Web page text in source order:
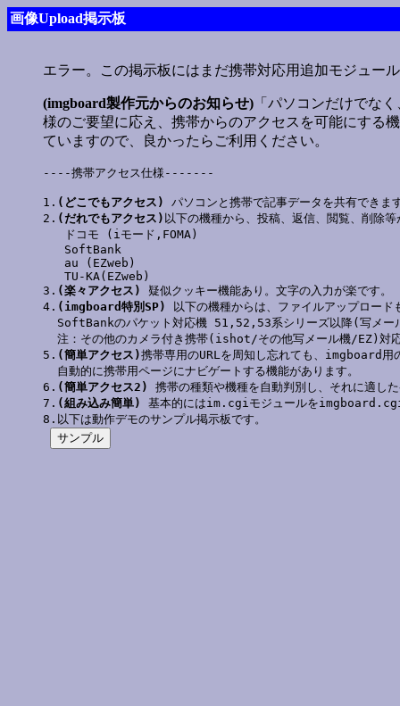
画像Upload掲示板
エラー。この掲示板にはまだ携帯対応用追加モジュー
(imgboard製作元からのお知らせ) 「パソコンだけでな
様のご要望に応え、携帯からのアクセスを可能にする
ていますので、良かったらご利用ください。
----携帯アクセス仕様-------
1. (どこでもアクセス)
パソコンと携帯で記事データを共有できま
2. (だれでもアクセス) 以下の機種から、投稿、返信、閲覧、削除
   ドコモ (iモード,FOMA)
   SoftBank
   au (EZweb)
   TU-KA(EZweb)
3. (楽々アクセス)
疑似クッキー機能あり。文字の入力が楽です。
4. (imgboard特別SP)
以下の機種からは、ファイルアップロード
SoftBankのパケット対応機 51,52,53系シリーズ以降(写メー
注：その他のカメラ付き携帯(ishot/その他写メール機/EZ)対
5. (簡単アクセス)携帯専用のURLを周知し忘れても、imgboard用
  自動的に携帯用ページにナビゲートする機能があります。
6. (簡単アクセス2)
携帯の種類や機種を自動判別し、それに適し
7. (組み込み簡単)
基本的にはim.cgiモジュールをimgboard.cgi